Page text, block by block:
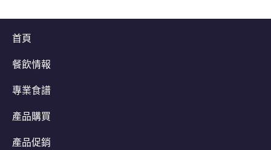
首頁
餐飲情報
專業食譜
產品購買
產品促銷